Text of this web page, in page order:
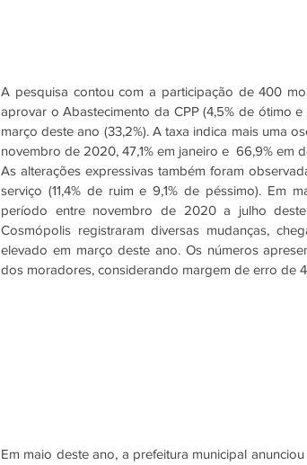
A pesquisa contou com a participação de 400
aprovar o Abastecimento da CPP (4,5% de ótimo
março deste ano (33,2%). A taxa indica mais uma
novembro de 2020, 47,1% em janeiro e  66,9% em
As alterações expressivas também foram
serviço (11,4% de ruim e 9,1% de péssimo). Em
período entre novembro de 2020 a julho
Cosmópolis registraram diversas mudanças,
elevado em março deste ano. Os números
dos moradores, considerando margem de erro de
Em maio deste ano, a prefeitura municipal